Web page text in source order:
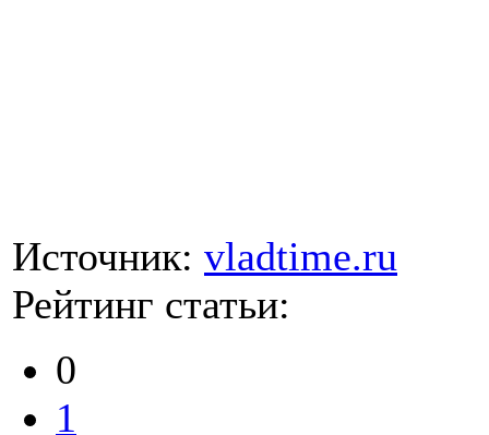
Источник: vladtime.ru
Рейтинг статьи:
0
1